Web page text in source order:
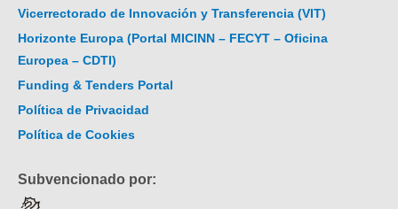
Vicerrectorado de Innovación y Transferencia (VIT)
Horizonte Europa (Portal MICINN – FECYT – Oficina
Europea – CDTI)
Funding & Tenders Portal
Política de Privacidad
Política de Cookies
Subvencionado por: